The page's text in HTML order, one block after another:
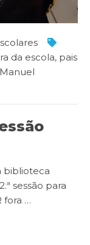
da escola, pais
Manuel
biblioteca
sessão para
fora …